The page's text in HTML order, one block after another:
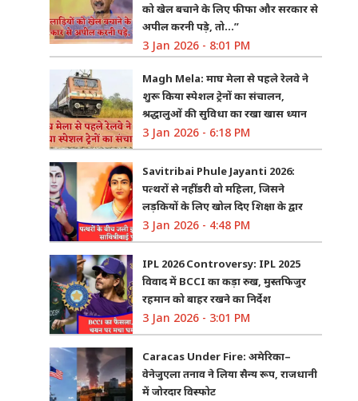
को खेल बचाने के लिए फीफा और सरकार से
अपील करनी पड़े, तो…”
3 Jan 2026 - 8:01 PM
Magh Mela: माघ मेला से पहले रेलवे ने
शुरू किया स्पेशल ट्रेनों का संचालन,
श्रद्धालुओं की सुविधा का रखा खास ध्यान
3 Jan 2026 - 6:18 PM
Savitribai Phule Jayanti 2026:
पत्थरों से नहीं डरी वो महिला, जिसने
लड़कियों के लिए खोल दिए शिक्षा के द्वार
3 Jan 2026 - 4:48 PM
IPL 2026 Controversy: IPL 2025
विवाद में BCCI का कड़ा रुख, मुस्तफिजुर
रहमान को बाहर रखने का निर्देश
3 Jan 2026 - 3:01 PM
Caracas Under Fire: अमेरिका–
वेनेजुएला तनाव ने लिया सैन्य रूप, राजधानी
में जोरदार विस्फोट